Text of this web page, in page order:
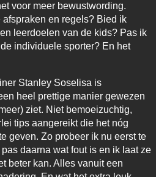
voor meer bewustwording.
en regels? Bied ik
leerdoelen van de kids? Pas ik
individuele sporter? En het
Stanley Soselisa is
heel prettige manier gewezen
ziet. Niet bemoeizuchtig,
tips aangereikt die het nóg
geven. Zo probeer ik nu eerst te
daarna wat fout is en ik laat ze
beter kan. Alles vanuit een